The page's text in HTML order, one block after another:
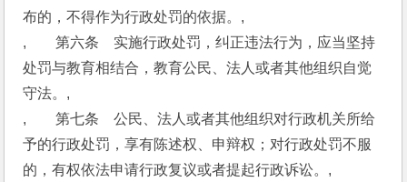
布的，不得作为行政处罚的依据。,
,　　第六条　实施行政处罚，纠正违法行为，应当坚持
处罚与教育相结合，教育公民、法人或者其他组织自觉
守法。,
,　　第七条　公民、法人或者其他组织对行政机关所给
予的行政处罚，享有陈述权、申辩权；对行政处罚不服
的，有权依法申请行政复议或者提起行政诉讼。,